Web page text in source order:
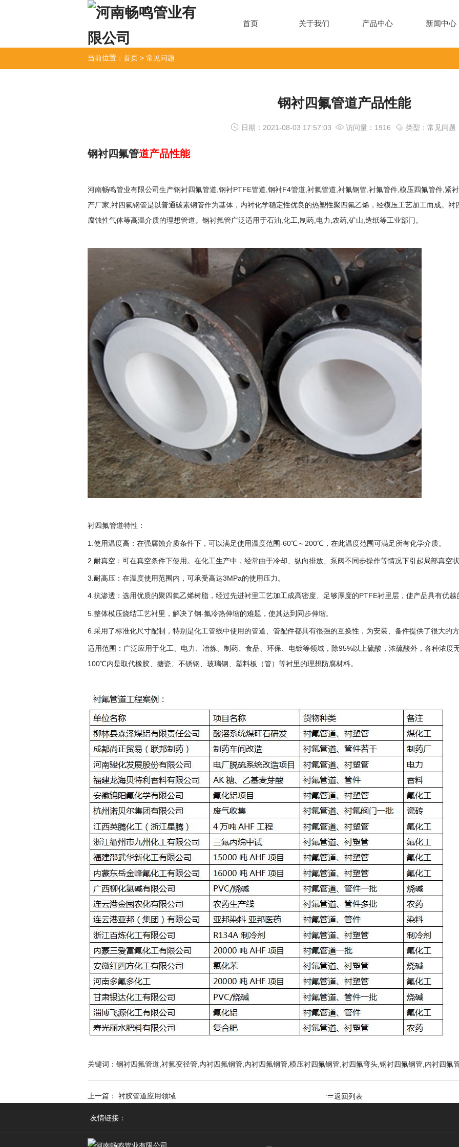
首页 关于我们 产品中心 新闻中心
当前位置： 首页 > 常见问题
钢衬四氟管道产品性能
日期：2021-08-03 17:57:03 访问量：1916 类型：常见问题
钢衬四氟管道产品性能
河南畅鸣管业有限公司生产钢衬四氟管道,钢衬PTFE管道,钢衬F4管道,衬氟管道,衬氟钢管,衬氟管件,模压四氟管件,紧
产厂家,衬四氟钢管是以普通碳素钢管作为基体，内衬化学稳定性优良的热塑性聚四氟乙烯，经模压工艺加工而成。 衬
腐蚀性气体等高温介质的理想管道。钢衬氟管广泛适用于石油,化工,制药,电力,农药,矿山,造纸等工业部门。
衬四氟管道特性：
1.使用温度高：在强腐蚀介质条件下，可以满足使用温度范围-60℃～200℃，在此温度范围可满足所有化学介质。
2.耐真空：可在真空条件下使用。在化工生产中，经常由于冷却、纵向排放、泵阀不同步操作等情况下引起局部真空状
3.耐高压：在温度使用范围内，可承受高达3MPa的使用压力。
4.抗渗透：选用优质的聚四氟乙烯树脂，经过先进衬里工艺加工成高密度、足够厚度的PTFE衬里层，使产品具有优越
5.整体模压烧结工艺衬里，解决了钢-氟冷热伸缩的难题，使其达到同步伸缩。
6.采用了标准化尺寸配制，特别是化工管线中使用的管道、管配件都具有很强的互换性，为安装、备件提供了很大的方
适用范围：广泛应用于化工、电力、冶炼、制药、食品、环保、电镀等领域，除95%以上硫酸，浓硫酸外，各种浓
100℃内是取代橡胶、搪瓷、不锈钢、玻璃钢、塑料板（管）等衬里的理想防腐材料。
关键词：钢衬四氟管道,衬氟变径管,内衬四氟钢管,内衬四氟钢管,模压衬四氟钢管,衬四氟弯头,钢衬四氟钢管,内衬四氟
上一篇： 衬胶管道应用领域 返回列表
友情链接：